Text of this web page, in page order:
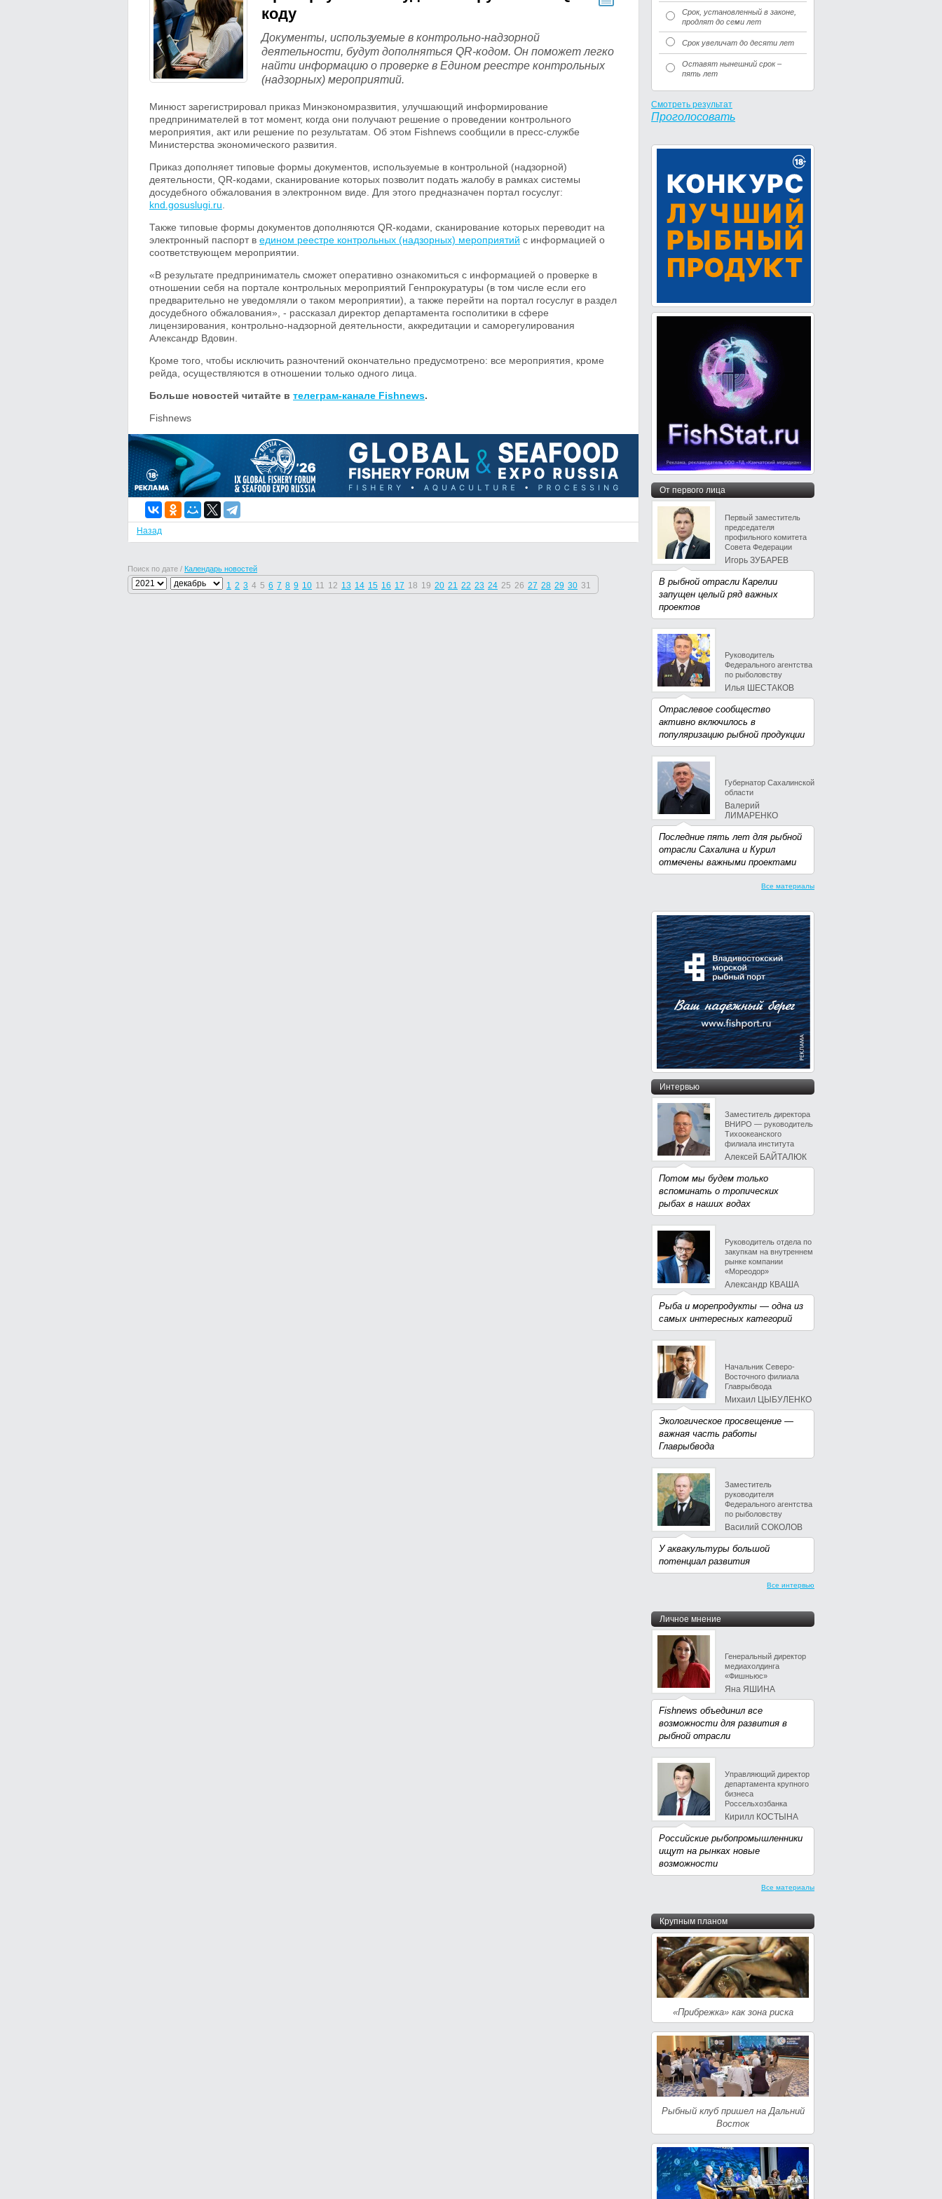
коду
Документы, используемые в контрольно-надзорной
деятельности, будут дополняться QR-кодом. Он поможет легко
найти информацию о проверке в Едином реестре контрольных
(надзорных) мероприятий.
Минюст зарегистрировал приказ Минэкономразвития, улучшающий информирование
предпринимателей в тот момент, когда они получают решение о проведении контрольного
мероприятия, акт или решение по результатам. Об этом Fishnews сообщили в пресс-службе
Министерства экономического развития.
Приказ дополняет типовые формы документов, используемые в контрольной (надзорной)
деятельности, QR-кодами, сканирование которых позволит подать жалобу в рамках системы
досудебного обжалования в электронном виде. Для этого предназначен портал госуслуг:
knd.gosuslugi.ru
Также типовые формы документов дополняются QR-кодами, сканирование которых переводит на
электронный паспорт в едином реестре контрольных (надзорных) мероприятий с информацией о
соответствующем мероприятии.
«В результате предприниматель сможет оперативно ознакомиться с информацией о проверке в
отношении себя на портале контрольных мероприятий Генпрокуратуры (в том числе если его
предварительно не уведомляли о таком мероприятии), а также перейти на портал госуслуг в раздел
досудебного обжалования», - рассказал директор департамента госполитики в сфере
лицензирования, контрольно-надзорной деятельности, аккредитации и саморегулирования
Александр Вдовин.
Кроме того, чтобы исключить разночтений окончательно предусмотрено: все мероприятия, кроме
рейда, осуществляются в отношении только одного лица.
Больше новостей читайте в телеграм-канале Fishnews.
Fishnews
Назад
Поиск по дате / Календарь новостей
1 2 3 4 5 6 7 8 9 10 11 12 13 14 15 16 17 18 19 20 21 22 23 24 25 26 27 28 29 30 31
Срок, установленный в законе,
продлят до семи лет
Срок увеличат до десяти лет
Оставят нынешний срок –
пять лет
Смотреть результат
Проголосовать
От первого лица
Первый заместитель
председателя
профильного комитета
Совета Федерации
Игорь ЗУБАРЕВ
В рыбной отрасли Карелии
запущен целый ряд важных
проектов
Руководитель
Федерального агентства
по рыболовству
Илья ШЕСТАКОВ
Отраслевое сообщество
активно включилось в
популяризацию рыбной продукции
Губернатор Сахалинской
области
Валерий
ЛИМАРЕНКО
Последние пять лет для рыбной
отрасли Сахалина и Курил
отмечены важными проектами
Все материалы
Интервью
Заместитель директора
ВНИРО — руководитель
Тихоокеанского
филиала института
Алексей БАЙТАЛЮК
Потом мы будем только
вспоминать о тропических
рыбах в наших водах
Руководитель отдела по
закупкам на внутреннем
рынке компании
«Мореодор»
Александр КВАША
Рыба и морепродукты — одна из
самых интересных категорий
Начальник Северо-
Восточного филиала
Главрыбвода
Михаил ЦЫБУЛЕНКО
Экологическое просвещение —
важная часть работы
Главрыбвода
Заместитель
руководителя
Федерального агентства
по рыболовству
Василий СОКОЛОВ
У аквакультуры большой
потенциал развития
Все интервью
Личное мнение
Генеральный директор
медиахолдинга
«Фишньюс»
Яна ЯШИНА
Fishnews объединил все
возможности для развития в
рыбной отрасли
Управляющий директор
департамента крупного
бизнеса
Россельхозбанка
Кирилл КОСТЫНА
Российские рыбопромышленники
ищут на рынках новые
возможности
Все материалы
Крупным планом
«Прибрежка» как зона риска
Рыбный клуб пришел на Дальний
Восток